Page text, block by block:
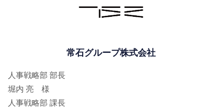
常石グループ株式会社
人事戦略部 部長
堀内 亮 様
人事戦略部 課長